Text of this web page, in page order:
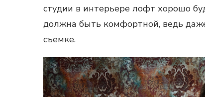
студии в интерьере лофт хорошо
должна быть комфортной, ведь
съемке.